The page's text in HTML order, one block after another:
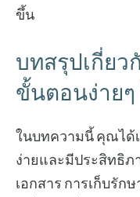
ขึ้น
บทสรุปเกี่ย
ขั้นตอนง่ายๆ
ในบทความนี้ คุณได้
ง่ายและมีประสิทธิภ
เอกสาร การเก็บรัก